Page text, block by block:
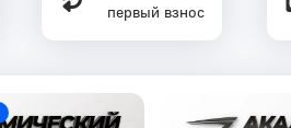
первый взнос